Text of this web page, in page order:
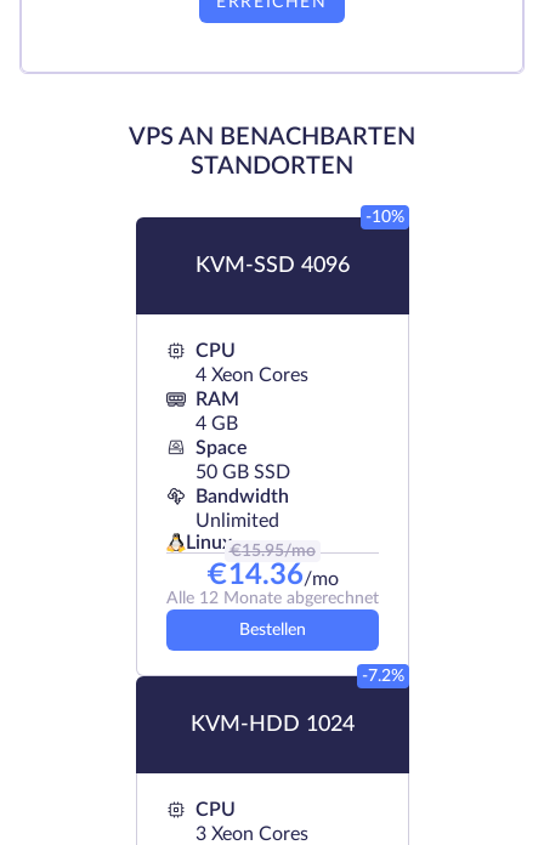
VPS AN BENACHBARTEN
STANDORTEN
KVM-SSD 4096
-10%
CPU
4 Xeon Cores
RAM
4 GB
Space
50 GB SSD
Bandwidth
Unlimited
Linux€15.95/mo
€14.36/mo
Alle 12 Monate abgerechnet
Bestellen
KVM-HDD 1024
-7.2%
CPU
3 Xeon Cores